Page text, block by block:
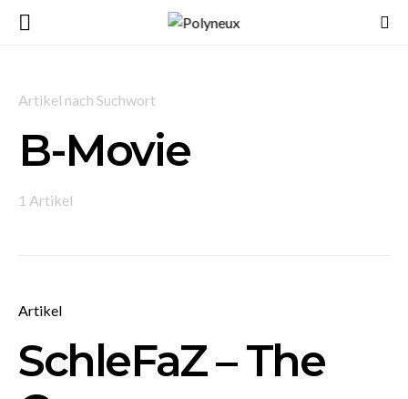
Artikel nach Suchwort
B-Movie
1 Artikel
Artikel
SchleFaZ – The